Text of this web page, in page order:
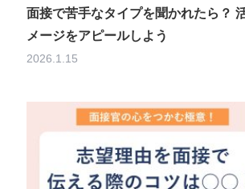
面接で苦手なタイプを聞かれたら？
メージをアピールしよう
2026.1.15